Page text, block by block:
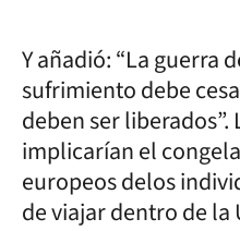
Y añadió: “La guerra
sufrimiento debe
deben ser liberados”.
implicarían el
europeos delos
de viajar dentro de la